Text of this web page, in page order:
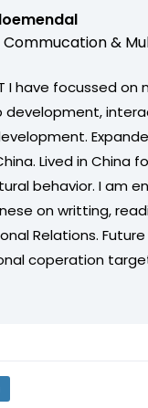
&
I have focussed
development,
Lived in
behavior. I am
on writting,
Relations.
coperation